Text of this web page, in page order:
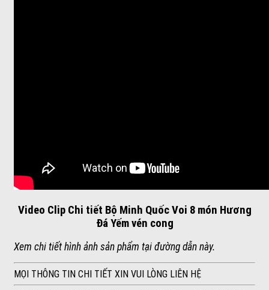
Video Clip Chi tiết Bộ Minh Quốc Voi 8 món Hương
Đá Yếm vén cong
Xem chi tiết hình ảnh sản phẩm tại đường dẫn này.
MỌI THÔNG TIN CHI TIẾT XIN VUI LÒNG LIÊN HỆ